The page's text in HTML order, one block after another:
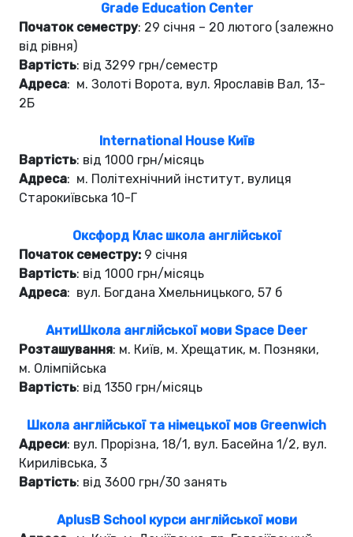
Grade Education Center
Початок семестру: 29 січня – 20 лютого (залежно
від рівня)
Вартість: від 3299 грн/семестр
Адреса: м. Золоті Ворота, вул. Ярославів Вал, 13-
2Б
International House Київ
Вартість: від 1000 грн/місяць
Адреса: м. Політехнічний інститут, вулиця
Старокиївська 10-Г
Оксфорд Клас школа англійської
Початок семестру: 9 січня
Вартість: від 1000 грн/місяць
Адреса: вул. Богдана Хмельницького, 57 б
АнтиШкола англійської мови Space Deer
Розташування: м. Київ, м. Хрещатик, м. Позняки,
м. Олімпійська
Вартість: від 1350 грн/місяць
Школа англійської та німецької мов Greenwich
Адреси: вул. Прорізна, 18/1, вул. Басейна 1/2, вул.
Кирилівська, 3
Вартість: від 3600 грн/30 занять
AplusB School курси англійської мови